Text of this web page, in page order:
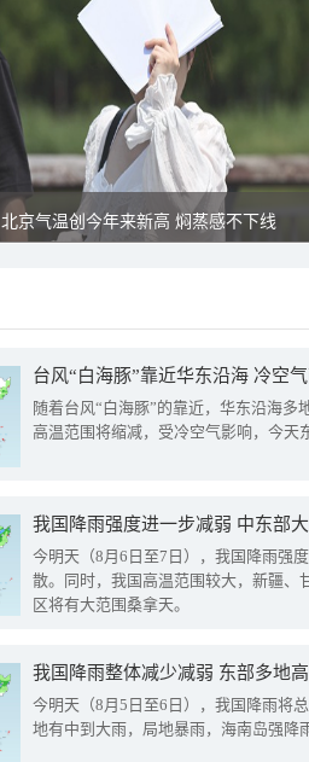
北京气温创今年来新高 焖蒸感不下线
台风“白海豚”靠近华东沿海 冷空
随着台风“白海豚”的靠近，华东沿海多
高温范围将缩减，受冷空气影响，今天
今明天（8月6日至7日），我国降雨强
散。同时，我国高温范围较大，新疆、
区将有大范围桑拿天。
我国降雨整体减少减弱 东部多地
今明天（8月5日至6日），我国降雨将
地有中到大雨，局地暴雨，海南岛强降